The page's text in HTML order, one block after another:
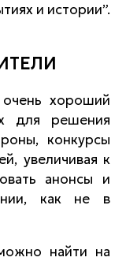
и истории”.
хороший
для решения
конкурсы
увеличивая к
анонсы и
как не в
найти на